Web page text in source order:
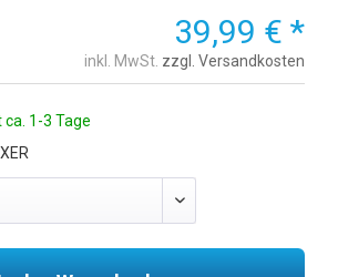
39,99 € *
inkl. MwSt. zzgl. Versandkosten
1-3 Tage